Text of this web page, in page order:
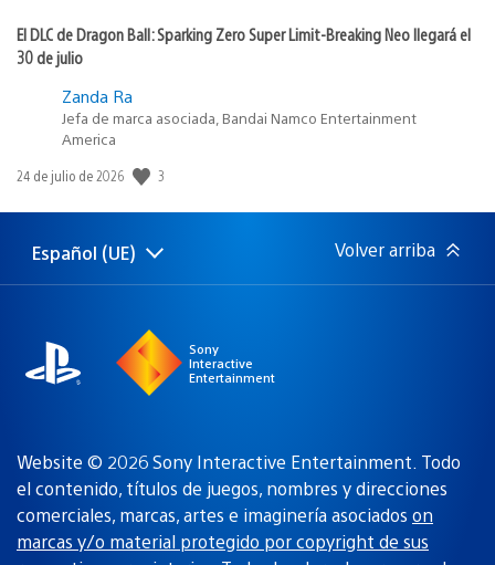
El DLC de Dragon Ball: Sparking Zero Super Limit-Breaking Neo llegará el
30 de julio
Zanda Ra
Jefa de marca asociada, Bandai Namco Entertainment
America
Fecha
publicación:
24 de julio de 2026 3
Selecciona
una
Región
actual:
Español (UE) Volver arriba
Sony
Interactive
Entertainment
Website © 2026 Sony Interactive Entertainment. Todo
el contenido, títulos de juegos, nombres y direcciones
comerciales, marcas, artes e imaginería asociados on
marcas y/o material protegido por copyright de sus